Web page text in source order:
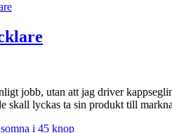
jobb, utan att jag driver
skall lyckas ta sin produkt till